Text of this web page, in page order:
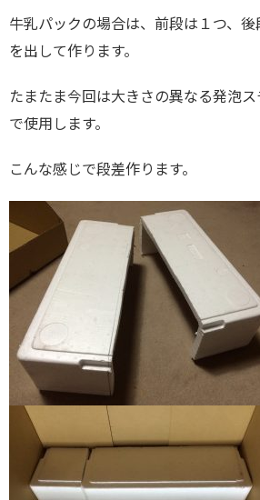
牛乳パックの場合は、前段は１つ、
を出して作ります。
たまたま今回は大きさの異なる発泡
で使用します。
こんな感じで段差作ります。